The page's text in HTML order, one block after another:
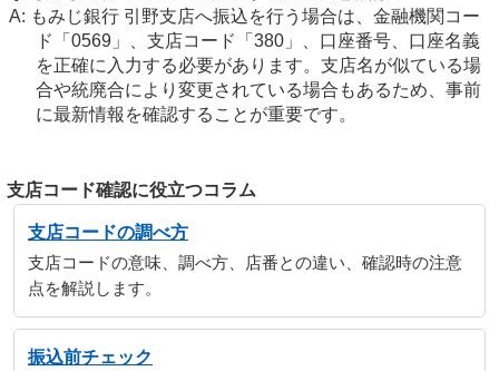
もみじ銀行 引野支店へ振込を行う場合は、金融機関コー
ド「0569」、支店コード「380」、口座番号、口座名義
を正確に入力する必要があります。支店名が似ている場
合や統廃合により変更されている場合もあるため、事前
に最新情報を確認することが重要です。
支店コード確認に役立つコラム
支店コードの調べ方
支店コードの意味、調べ方、店番との違い、確認時の注意
点を解説します。
振込前チェック